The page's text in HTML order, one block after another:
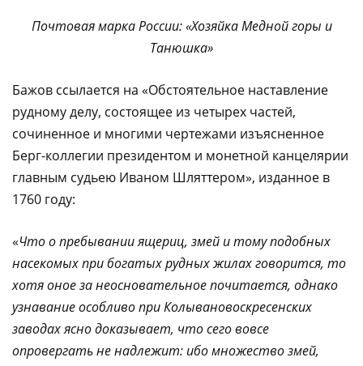
Почтовая марка России: «Хозяйка Медной горы и
Танюшка»
Бажов ссылается на «Обстоятельное наставление
рудному делу, состоящее из четырех частей,
сочиненное и многими чертежами изъясненное
Берг-коллегии президентом и монетной канцелярии
главным судьею Иваном Шляттером», изданное в
1760 году:
«Что о пребывании ящериц, змей и тому подобных
насекомых при богатых рудных жилах говорится, то
хотя оное за неосновательное почитается, однако
узнавание особливо при Колывановоскресенских
заводах ясно доказывает, что сего вовсе
опровергать не надлежит: ибо множество змей,